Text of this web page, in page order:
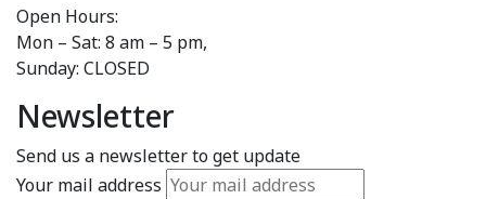
Open Hours:
Mon – Sat: 8 am – 5 pm,
Sunday: CLOSED
Newsletter
Send us a newsletter to get update
Your mail address